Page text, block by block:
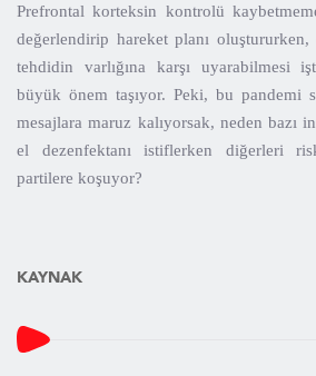
Prefrontal korteksin kontrolü
değerlendirip hareket planı
tehdidin varlığına karşı uyarabilmesi
büyük önem taşıyor. Peki, bu pandemi
mesajlara maruz kalıyorsak, neden bazı
el dezenfektanı istiflerken diğerleri
partilere koşuyor?
KAYNAK